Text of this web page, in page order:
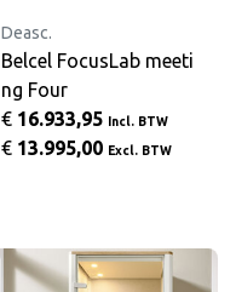
Deasc.
Belcel FocusLab meeti
ng Four
€ 16.933,95 Incl. BTW
€ 13.995,00 Excl. BTW